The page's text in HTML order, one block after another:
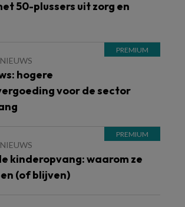
50-plussers uit zorg en
NIEUWS
hogere
voor de sector
NIEUWS
kinderopvang: waarom ze
(of blijven)